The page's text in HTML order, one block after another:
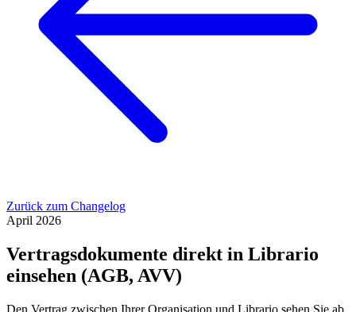
Zurück zum Changelog
April 2026
Vertragsdokumente direkt in Librario
einsehen (AGB, AVV)
Den Vertrag zwischen Ihrer Organisation und Librario sehen Sie ab